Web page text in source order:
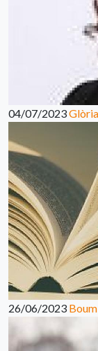
04/07/2023
26/06/2023